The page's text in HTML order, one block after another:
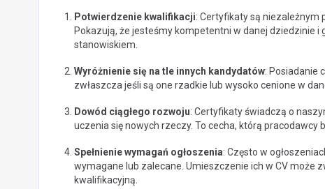
Potwierdzenie kwalifikacji: Certyfikaty są niezależnym
Pokazują, że jesteśmy kompetentni w danej dziedzinie
stanowiskiem.
Wyróżnienie się na tle innych kandydatów: Posiadanie
zwłaszcza jeśli są one rzadkie lub wysoko cenione w
Dowód ciągłego rozwoju: Certyfikaty świadczą o
uczenia się nowych rzeczy. To cecha, którą pracodawcy
Spełnienie wymagań ogłoszenia: Często w
wymagane lub zalecane. Umieszczenie ich w CV może
kwalifikacyjną.